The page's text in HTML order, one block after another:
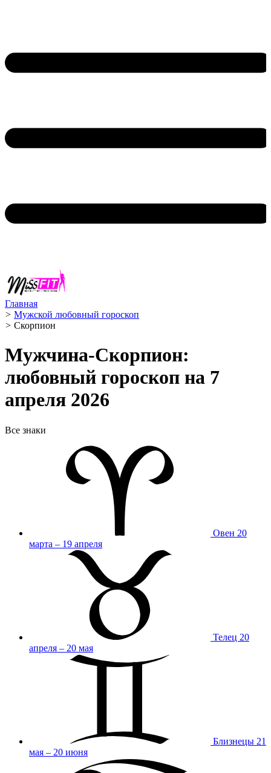
Главная
> Мужской любовный гороскоп
> Скорпион ️
Мужчина-Скорпион:
любовный гороскоп на 7
апреля 2026
Все знаки
Овен 20
марта – 19 апреля
Телец 20
апреля – 20 мая
Близнецы 21
мая – 20 июня